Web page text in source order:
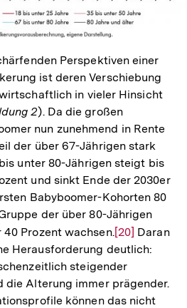
Perspektiven einer
ist deren Verschiebung
in vieler Hinsicht
2). Da die großen
nun zunehmend in Rente
der über 67-Jährigen stark
unter 80-Jährigen steigt bis
und sinkt Ende der 2030er
Babyboomer-Kohorten 80
der über 80-Jährigen
Prozent wachsen.Zur
Auflösung
der
Fußnote
[20] Daran
Herausforderung deutlich:
steigender
die Alterung immer prägender.
können das nicht